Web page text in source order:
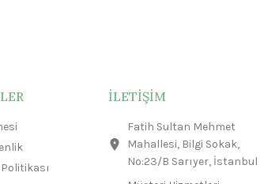
İLETİŞİM
Fatih Sultan Mehmet
Mahallesi, Bilgi Sokak,
No:23/B Sarıyer, İstanbul